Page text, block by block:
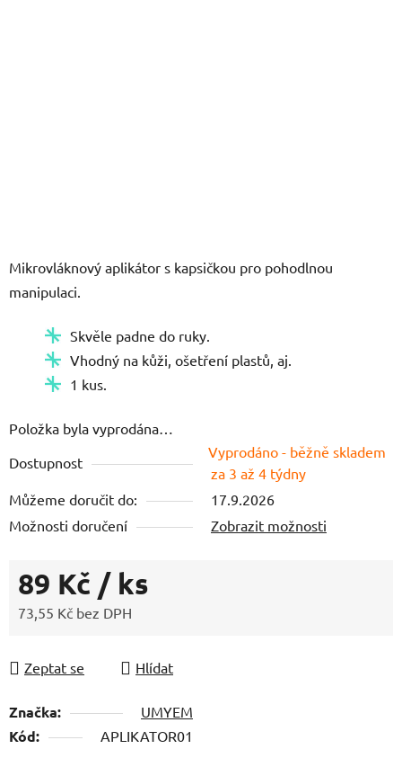
Mikrovláknový aplikátor s kapsičkou pro pohodlnou
manipulaci.
Skvěle padne do ruky.
Vhodný na kůži, ošetření plastů, aj.
1 kus.
Položka byla vyprodána…
Dostupnost
Vyprodáno - běžně skladem
za 3 až 4 týdny
Můžeme doručit do:
17.9.2026
Možnosti doručení
Zobrazit možnosti
89 Kč / ks
73,55 Kč bez DPH
Zeptat se
Hlídat
Značka: UMYEM
Kód: APLIKATOR01